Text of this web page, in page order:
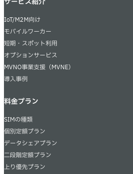
IoT/M2M向け
モバイルワーカー
短期・スポット利用
オプションサービス
MVNO事業支援（MVNE）
導入事例
料金プラン
SIMの種類
個別定額プラン
データシェアプラン
二段階定額プラン
上り優先プラン